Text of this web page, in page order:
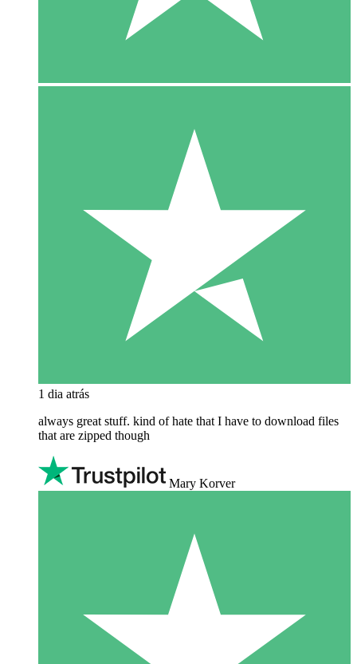
1 dia atrás
always great stuff. kind of hate that I have to download files
that are zipped though
Mary Korver